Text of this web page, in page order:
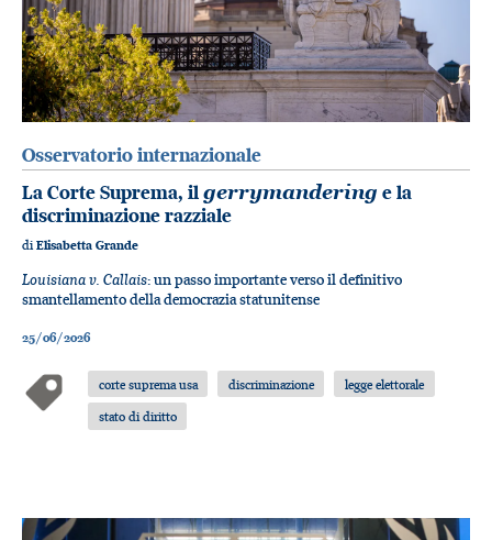
Osservatorio internazionale
La Corte Suprema, ilgerrymandering e la
discriminazione razziale
diElisabetta Grande
Louisiana v. Callais: un passo importante verso il definitivo
smantellamento della democrazia statunitense
25/06/2026
corte suprema usa discriminazione
legge elettorale
stato di diritto